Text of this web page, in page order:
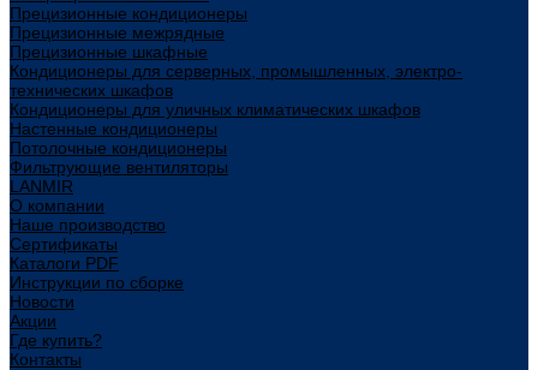
Прецизионные кондиционеры
Прецизионные межрядные
Прецизионные шкафные
Кондиционеры для серверных, промышленных, электро-
технических шкафов
Кондиционеры для уличных климатических шкафов
Настенные кондиционеры
Потолочные кондиционеры
Фильтрующие вентиляторы
LANMIR
О компании
Наше производство
Сертификаты
Каталоги PDF
Инструкции по сборке
Новости
Акции
Где купить?
Контакты